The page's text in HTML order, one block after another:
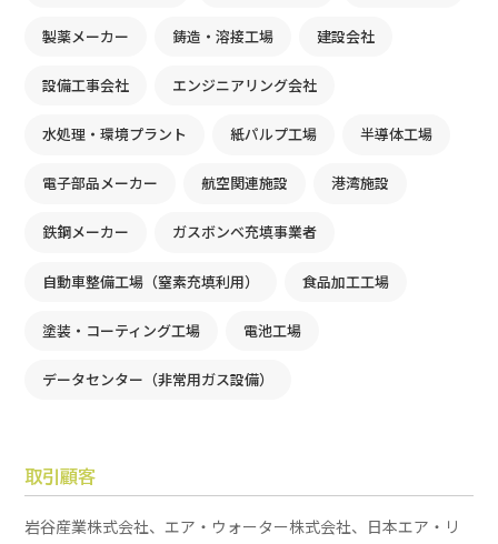
製薬メーカー 鋳造・溶接工場 建設会社
設備工事会社 エンジニアリング会社
水処理・環境プラント 紙パルプ工場 半導体工場
電子部品メーカー 航空関連施設 港湾施設
鉄鋼メーカー ガスボンベ充填事業者
自動車整備工場（窒素充填利用） 食品加工工場
塗装・コーティング工場 電池工場
データセンター（非常用ガス設備）
取引顧客
岩谷産業株式会社、エア・ウォーター株式会社、日本エア・リ